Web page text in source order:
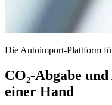
Die Autoimport-Plattform
CO₂-Abgabe
einer Hand